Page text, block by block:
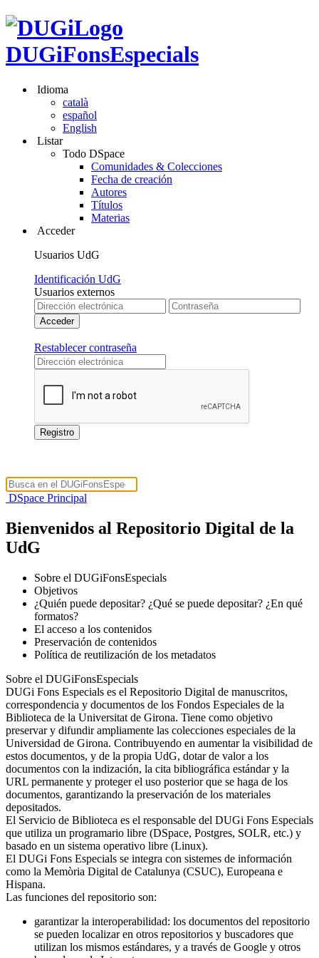
DUGiFonsEspecials
Idioma
català
español
English
Listar
Todo DSpace
Comunidades & Colecciones
Fecha de creación
Autores
Títulos
Materias
Acceder
Usuarios UdG
Identificación UdG
Usuarios externos
Restablecer contraseña
DSpace Principal
Bienvenidos al Repositorio Digital de la
UdG
Sobre el DUGiFonsEspecials
Objetivos
¿Quién puede depositar? ¿Qué se puede depositar? ¿En qué
formatos?
El acceso a los contenidos
Preservación de contenidos
Política de reutilización de los metadatos
Sobre el DUGiFonsEspecials
DUGi Fons Especials es el Repositorio Digital de manuscritos,
correspondencia y documentos de los Fondos Especiales de la
Biblioteca de la Universitat de Girona. Tiene como objetivo
preservar y difundir ampliamente las colecciones especiales de la
Universidad de Girona. Contribuyendo en aumentar la visibilidad de
estos documentos, y de la propia UdG, dotar de valor a los
documentos con la indización, la cita bibliográfica estándar y la
URL permanente y proteger el uso posterior que se haga de los
documentos, garantizando la preservación de los materiales
depositados.
El Servicio de Biblioteca es el responsable del DUGi Fons Especials
que utiliza un programario libre (DSpace, Postgres, SOLR, etc.) y
basado en un sistema operativo libre (Linux).
El DUGi Fons Especials se integra con sistemes de información
como la Memòria Digital de Catalunya (CSUC), Europeana e
Hispana.
Las funciones del repositorio son:
garantizar la interoperabilidad: los documentos del repositorio
se pueden localizar en otros repositorios y buscadores que
utilizan los mismos estándares, y a través de Google y otros